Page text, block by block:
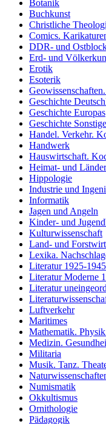
Botanik
Buchkunst
Christliche
Comics.
DDR- und
Erd- und
Erotik
Esoterik
Geschichte
Geschichte Europas
Geschichte
Handel. Verkehr.
Handwerk
Hauswirtschaft.
Heimat- und
Hippologie
Industrie und
Informatik
Jagen und Angeln
Kinder- und
Kulturwissenschaft
Land- und
Lexika.
Literatur 1925-
Literatur Moderne
Literatur
Luftverkehr
Maritimes
Mathematik.
Medizin.
Militaria
Musik. Tanz.
Numismatik
Okkultismus
Ornithologie
Pädagogik